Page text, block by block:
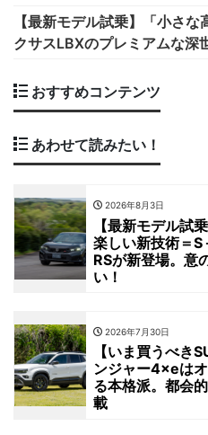
【最新モデル試乗】「小さ
クサスLBXのプレミアムな深
おすすめコンテンツ
あわせて読みたい！
2026年8月3日
【最新モデル試
楽しい新技術＝
RSが新登場。意
い！
2026年7月30日
【いま買うべ
ンジャー4×eは
る本格派。都会
載